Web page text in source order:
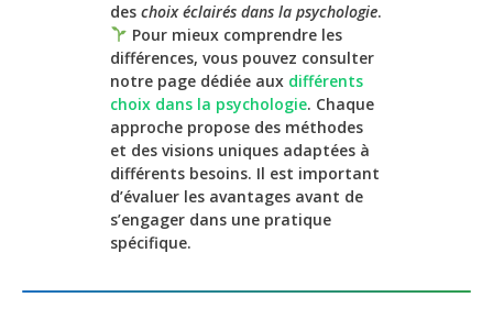
des choix éclairés dans la psychologie.
Pour mieux comprendre les
différences, vous pouvez consulter
notre page dédiée aux différents
choix dans la psychologie. Chaque
approche propose des méthodes
et des visions uniques adaptées à
différents besoins. Il est important
d’évaluer les avantages avant de
s’engager dans une pratique
spécifique.